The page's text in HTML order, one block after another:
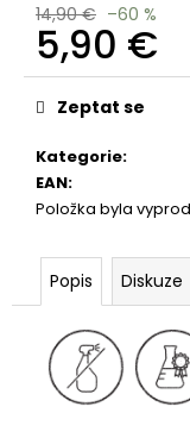
14,90 € –60 %
5,90 €
Měrná
cena:
Kategorie:
EAN:
Položka byla
Zeptat se
Popis Diskuze